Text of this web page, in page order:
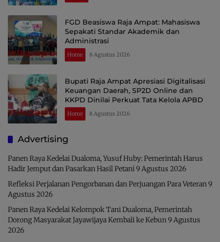
FGD Beasiswa Raja Ampat: Mahasiswa
Sepakati Standar Akademik dan
Administrasi
Home 8 Agustus 2026
Bupati Raja Ampat Apresiasi Digitalisasi
Keuangan Daerah, SP2D Online dan
KKPD Dinilai Perkuat Tata Kelola APBD
Home 8 Agustus 2026
Advertising
Panen Raya Kedelai Dualoma, Yusuf Huby: Pemerintah Harus
Hadir Jemput dan Pasarkan Hasil Petani 9 Agustus 2026
Refleksi Perjalanan Pengorbanan dan Perjuangan Para Veteran 9
Agustus 2026
Panen Raya Kedelai Kelompok Tani Dualoma, Pemerintah
Dorong Masyarakat Jayawijaya Kembali ke Kebun 9 Agustus
2026